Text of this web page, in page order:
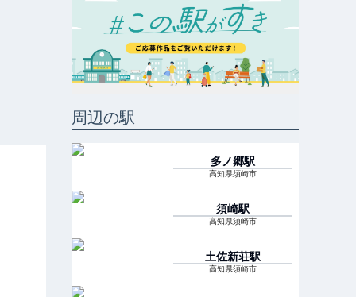
周辺の駅
多ノ郷駅
高知県須崎市
須崎駅
高知県須崎市
土佐新荘駅
高知県須崎市